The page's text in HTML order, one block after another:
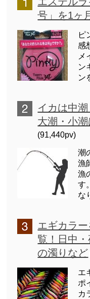
号」を1ヶ
ピ
感
メ
ン
ン
イカは中
大潮・小
(91,440pv)
潮
漁
漁
す
な
エギカラ
覧！日中
の濁りなど
エ
ポ
カ